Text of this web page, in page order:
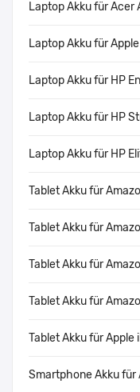
Laptop Akku für Acer
Laptop Akku für
Laptop Akku für HP
Laptop Akku für HP
Laptop Akku für HP
Tablet Akku für
Tablet Akku für
Tablet Akku für
Tablet Akku für
Tablet Akku für Apple
Smartphone Akku für